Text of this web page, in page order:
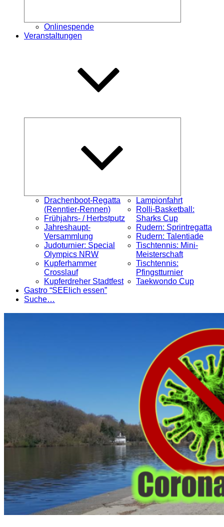
Onlinespende
Veranstaltungen
Drachenboot-Regatta
(Renntier-Rennen)
Frühjahrs- / Herbstputz
Jahreshaupt-
Versammlung
Judoturnier: Special
Olympics NRW
Kupferhammer
Crosslauf
Kupferdreher Stadtfest
Lampionfahrt
Rolli-Basketball:
Sharks Cup
Rudern: Sprintregatta
Rudern: Talentiade
Tischtennis: Mini-
Meisterschaft
Tischtennis:
Pfingstturnier
Taekwondo Cup
Gastro “SEElich essen”
Suche…